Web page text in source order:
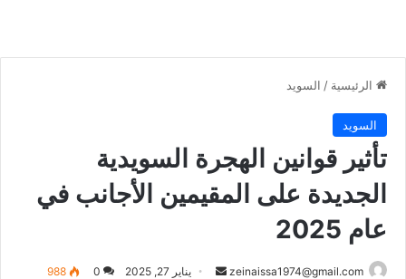
الرئيسية / السويد
السويد
تأثير قوانين الهجرة السويدية
الجديدة على المقيمين الأجانب في
عام 2025
zeinaissa1974@gmail.com
أرسل يناير 27, 2025 0
988